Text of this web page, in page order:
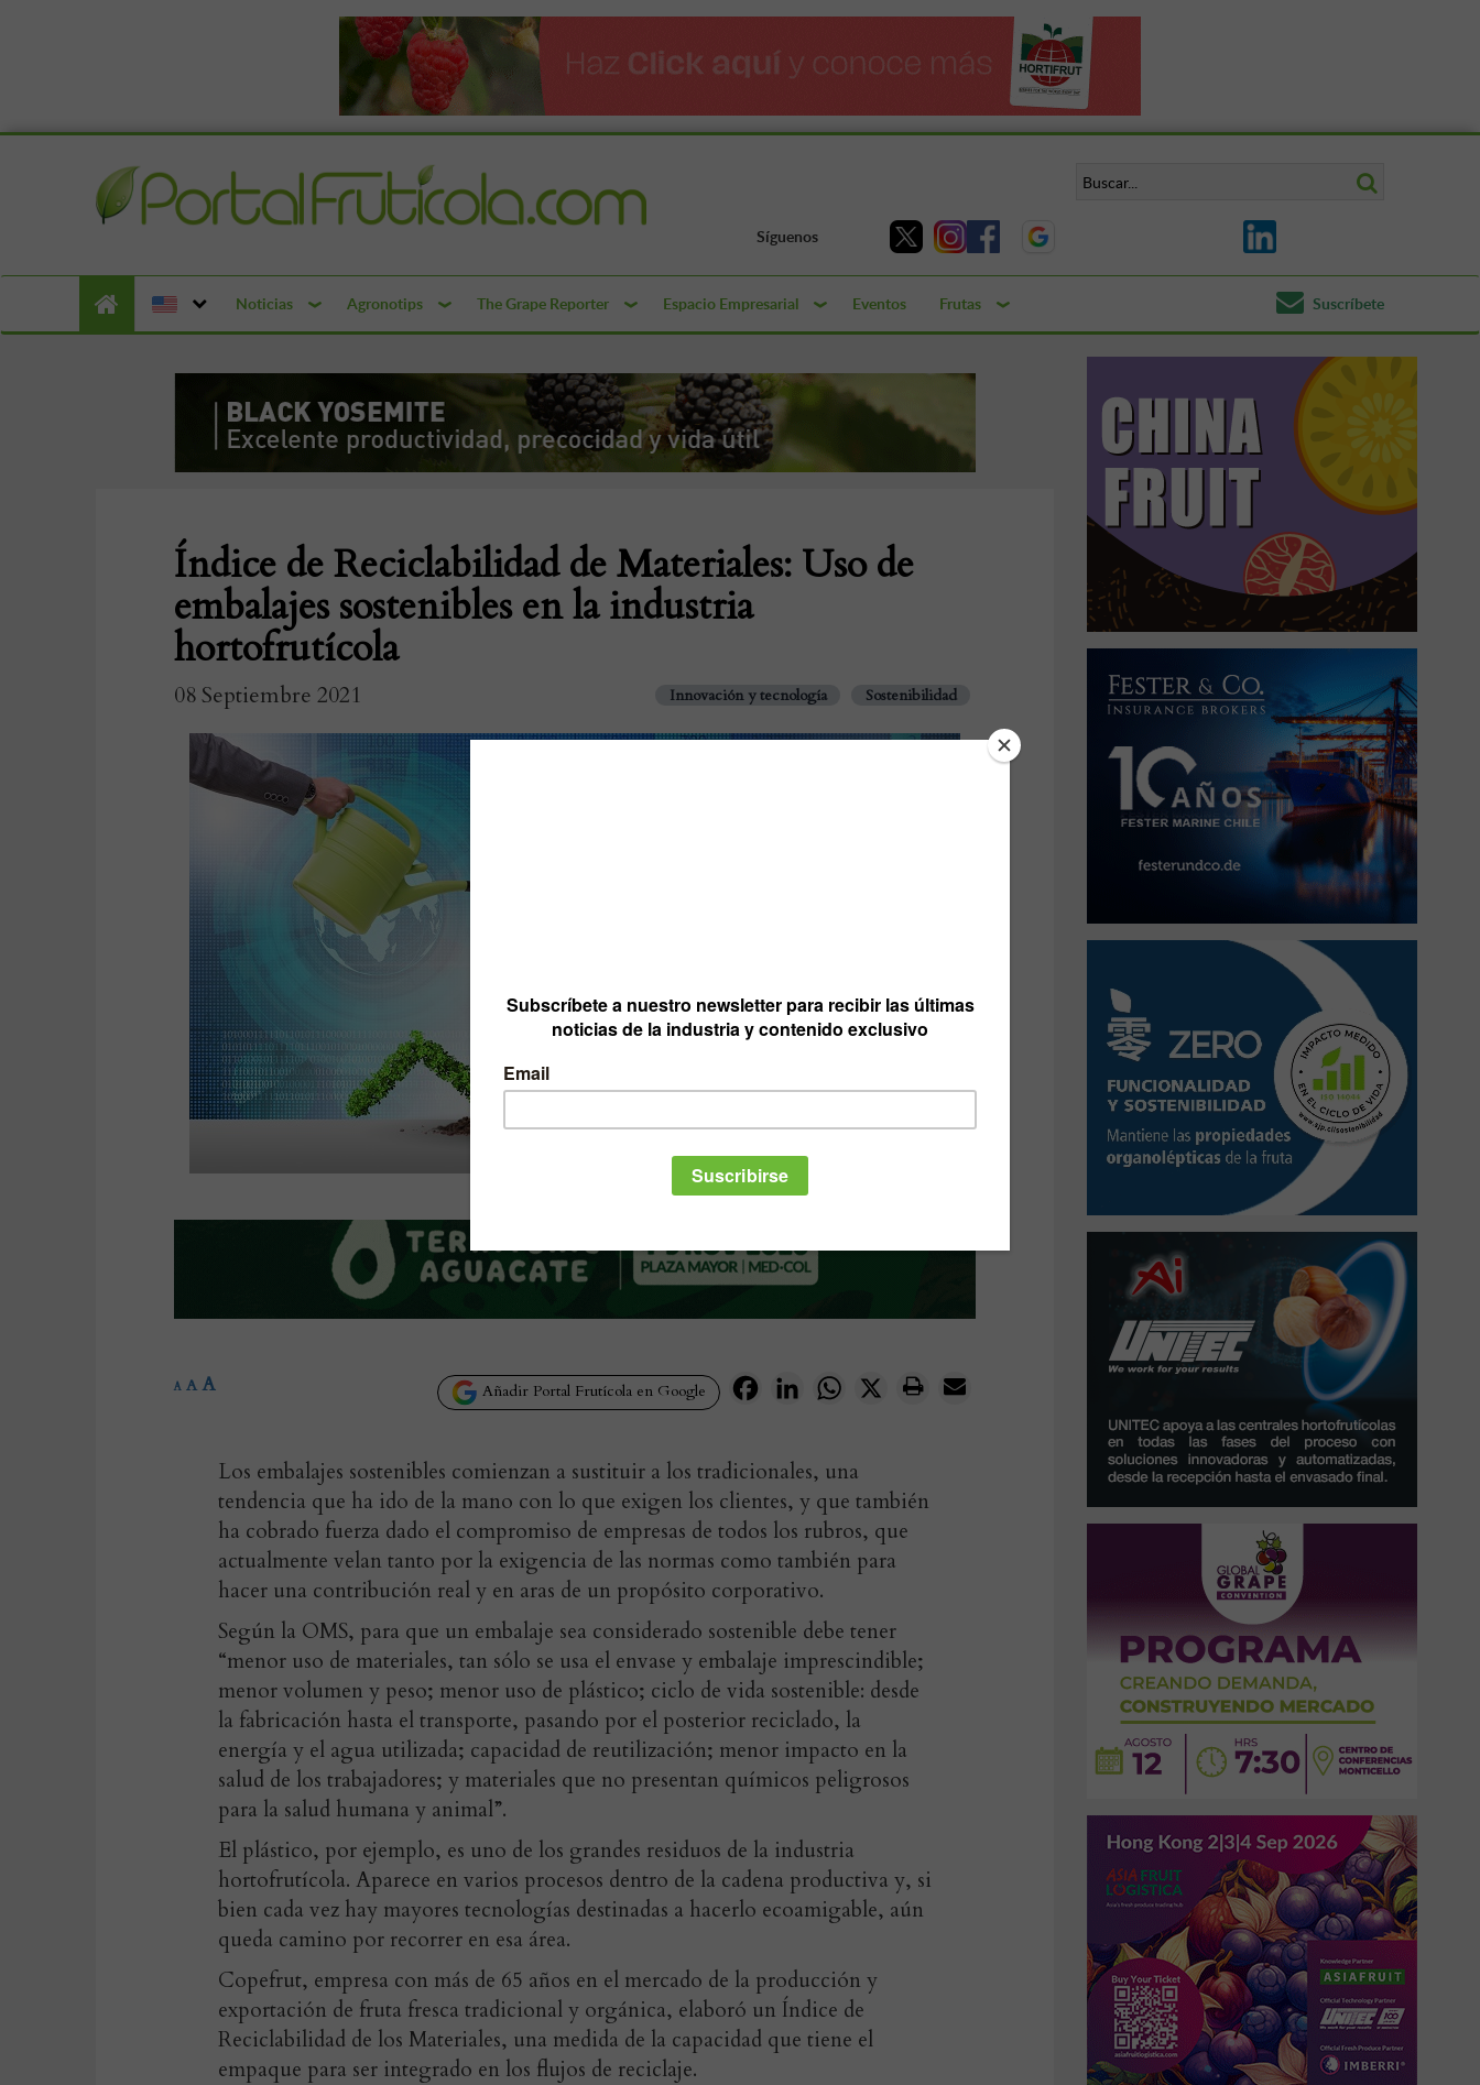
Síguenos
Noticias Agronotips The Grape Reporter Espacio Empresarial Eventos Frutas Suscríbete
Índice de Reciclabilidad de Materiales: Uso de
embalajes sostenibles en la industria
hortofrutícola
08 Septiembre 2021 Innovación y tecnología Sostenibilidad
Añadir Portal Frutícola en Google FacebookLinkedInWhatsApp
X
A A A
Los embalajes sostenibles comienzan a sustituir a los tradicionales, una
tendencia que ha ido de la mano con lo que exigen los clientes, y que también
ha cobrado fuerza dado el compromiso de empresas de todos los rubros, que
actualmente velan tanto por la exigencia de las normas como también para
hacer una contribución real y en aras de un propósito corporativo.
Según la OMS, para que un embalaje sea considerado sostenible debe tener
“menor uso de materiales, tan sólo se usa el envase y embalaje imprescindible;
menor volumen y peso; menor uso de plástico; ciclo de vida sostenible: desde
la fabricación hasta el transporte, pasando por el posterior reciclado, la
energía y el agua utilizada; capacidad de reutilización; menor impacto en la
salud de los trabajadores; y materiales que no presentan químicos peligrosos
para la salud humana y animal”.
El plástico, por ejemplo, es uno de los grandes residuos de la industria
hortofrutícola. Aparece en varios procesos dentro de la cadena productiva y, si
bien cada vez hay mayores tecnologías destinadas a hacerlo ecoamigable, aún
queda camino por recorrer en esa área.
Copefrut, empresa con más de 65 años en el mercado de la producción y
exportación de fruta fresca tradicional y orgánica, elaboró un Índice de
Reciclabilidad de los Materiales, una medida de la capacidad que tiene el
empaque para ser integrado en los flujos de reciclaje.